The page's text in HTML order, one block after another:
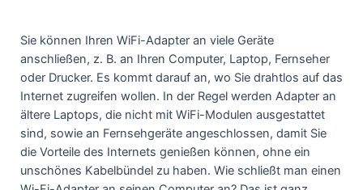
Sie können Ihren WiFi-Adapter an viele Geräte
anschließen, z. B. an Ihren Computer, Laptop, Fernseher
oder Drucker. Es kommt darauf an, wo Sie drahtlos auf das
Internet zugreifen wollen. In der Regel werden Adapter an
ältere Laptops, die nicht mit WiFi-Modulen ausgestattet
sind, sowie an Fernsehgeräte angeschlossen, damit Sie
die Vorteile des Internets genießen können, ohne ein
unschönes Kabelbündel zu haben. Wie schließt man einen